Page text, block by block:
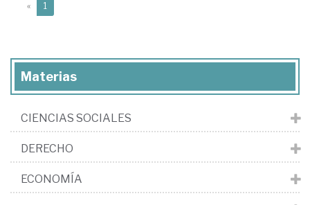
« 1
Materias
CIENCIAS SOCIALES
DERECHO
ECONOMÍA